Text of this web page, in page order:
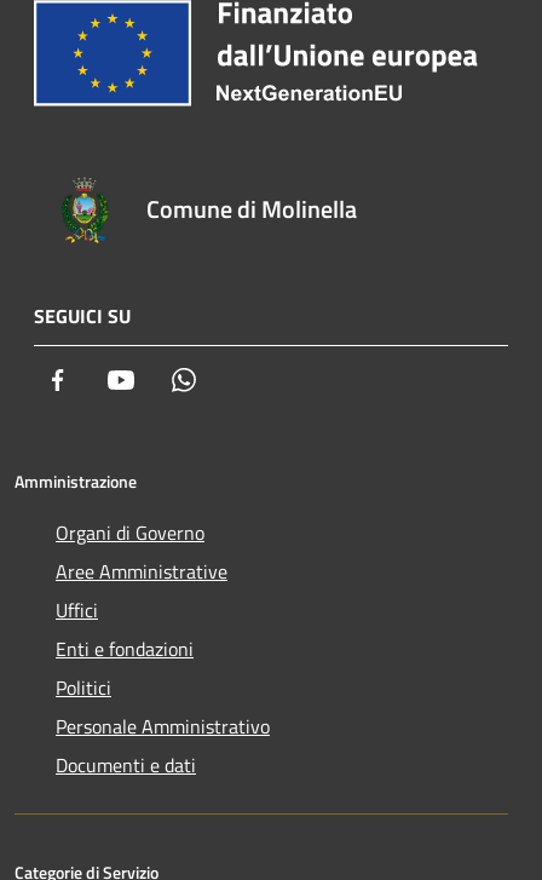
Comune di Molinella
SEGUICI SU
Facebook Youtube
Amministrazione
Organi di Governo
Aree Amministrative
Uffici
Enti e fondazioni
Politici
Personale Amministrativo
Documenti e dati
Categorie di Servizio